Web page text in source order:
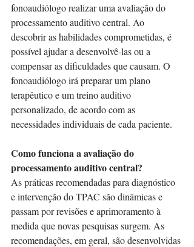
fonoaudiólogo realizar uma avaliação do
processamento auditivo central. Ao
descobrir as habilidades comprometidas, é
possível ajudar a desenvolvê-las ou a
compensar as dificuldades que causam. O
fonoaudiólogo irá preparar um plano
terapêutico e um treino auditivo
personalizado, de acordo com as
necessidades individuais de cada paciente.
Como funciona a avaliação do
processamento auditivo central?
As práticas recomendadas para diagnóstico
e intervenção do TPAC são dinâmicas e
passam por revisões e aprimoramento à
medida que novas pesquisas surgem. As
recomendações, em geral, são desenvolvidas